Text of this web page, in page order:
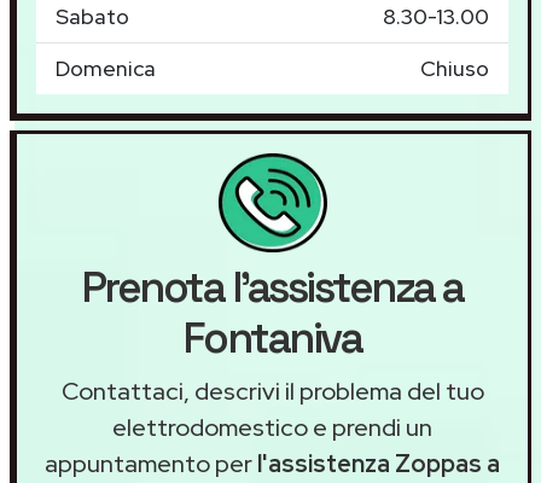
Sabato
8.30-13.00
Domenica
Chiuso
Prenota l'assistenza a
Fontaniva
Contattaci, descrivi il problema del tuo
elettrodomestico e prendi un
appuntamento perl'assistenza Zoppas a